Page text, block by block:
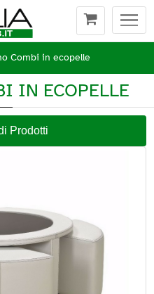
Combi in ecopelle
IN ECOPELLE
Prodotti